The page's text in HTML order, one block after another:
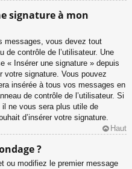
signature à mon
messages, vous devez tout
de contrôle de l’utilisateur. Une
« Insérer une signature » depuis
votre signature. Vous pouvez
insérée à tous vos messages en
de contrôle de l’utilisateur. Si
ne vous sera plus utile de
d’insérer votre signature.
Haut
?
ou modifiez le premier message